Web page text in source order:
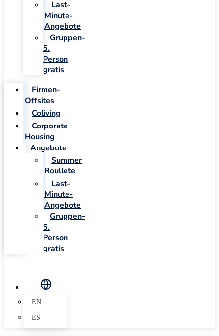
Last-
Minute-
Angebote
Gruppen-
5.
Person
gratis
Firmen-
Offsites
Coliving
Corporate
Housing
Angebote
Summer
Roullete
Last-
Minute-
Angebote
Gruppen-
5.
Person
gratis
EN
ES